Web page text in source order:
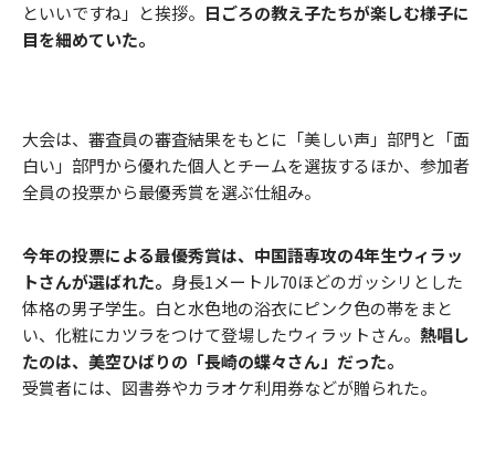
といいですね」と挨拶。 日ごろの教え子たちが楽しむ様子に
目を細めていた。
大会は、審査員の審査結果をもとに「美しい声」部門と「面
白い」部門から優れた個人とチームを選抜するほか、参加者
全員の投票から最優秀賞を選ぶ仕組み。
今年の投票による最優秀賞は、中国語専攻の4年生ウィラッ
トさんが選ばれた。 身長1メートル70ほどのガッシリとした
体格の男子学生。白と水色地の浴衣にピンク色の帯をまと
い、化粧にカツラをつけて登場したウィラットさん。 熱唱し
たのは、美空ひばりの「長崎の蝶々さん」だった。
受賞者には、図書券やカラオケ利用券などが贈られた。